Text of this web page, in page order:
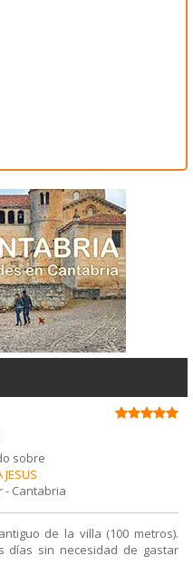
sobre
JESUS
- Cantabria
de la villa (100 metros).
días sin necesidad de gastar